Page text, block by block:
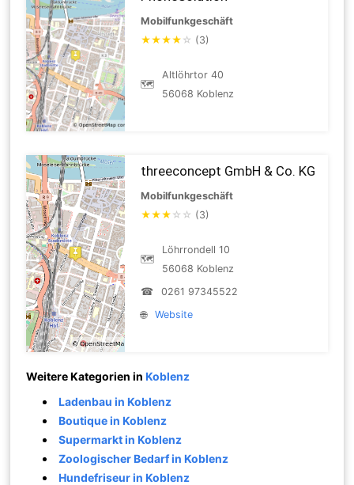
Mobilfunkgeschäft
★★★★ ☆ (3)
🗺
Altlöhrtor 40
56068 Koblenz
threeconcept GmbH & Co. KG
Mobilfunkgeschäft
★★★ ☆ ☆ (3)
🗺
Löhrrondell 10
56068 Koblenz
☎
0261 97345522
🌐
Website
Weitere Kategorien inKoblenz
Ladenbau in Koblenz
Boutique in Koblenz
Supermarkt in Koblenz
Zoologischer Bedarf in Koblenz
Hundefriseur in Koblenz